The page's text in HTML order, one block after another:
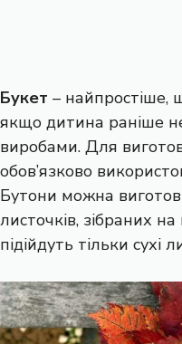
Букет – найпростіше,
якщо дитина раніше
виробами. Для
обов’язково
Бутони можна
листочків, зібраних
підійдуть тільки сухі